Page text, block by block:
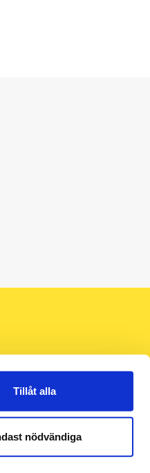
Tillåt alla
nödvändiga